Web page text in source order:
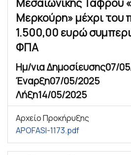
Μεσαιωνικής Τάφρου
Μερκούρη» μέχρι του
1.500,00 ευρώ
ΦΠΑ
Ημ/νια Δημοσίευσης07/
Έναρξη07/05/2025
Λήξη14/05/2025
Αρχείο Προκήρυξης
APOFASI-1173.pdf